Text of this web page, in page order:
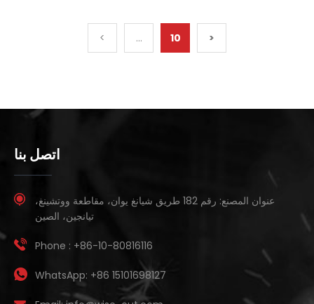
< ... 10 >
اتصل بنا
عنوان المصنع:
رقم 182 طريق شيانغ يوان، مقاطعة ووتشينغ،
تيانجين، الصين
Phone : +86-10-80816116
WhatsApp: +86 15101698127